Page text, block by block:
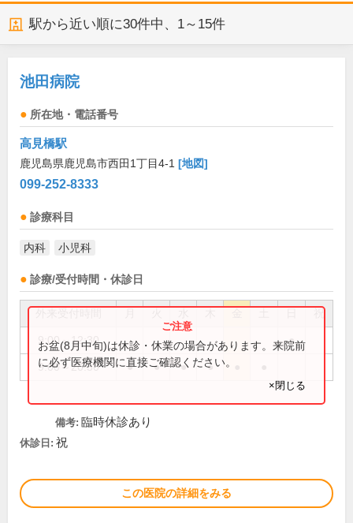
駅から近い順に30件中、 1～15件
池田病院
所在地・電話番号
高見橋駅
鹿児島県鹿児島市西田1丁目4-1 [地図]
099-252-8333
診療科目
内科 小児科
診療/受付時間・休診日
祝
9:00～12:30 ●
9:00～20:30 ● ● ● ●
お盆(8月中旬)は休診・休業の場合があります。来院前
に必ず医療機関に直接ご確認ください。
×閉じる
備考: 臨時休診あり
休診日: 祝
この医院の詳細をみる